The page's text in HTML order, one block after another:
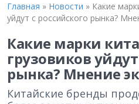
Главная » Новости » Какие
уйдут с российского рынка?
Какие марки
грузовиков
рынка? Мнение
Китайские бренды